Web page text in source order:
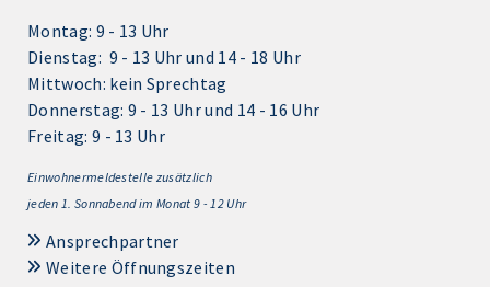
Montag: 9 - 13 Uhr
Dienstag: 9 - 13 Uhr und 14 - 18 Uhr
Mittwoch: kein Sprechtag
Donnerstag: 9 - 13 Uhr und 14 - 16 Uhr
Freitag: 9 - 13 Uhr
Einwohnermeldestelle zusätzlich
jeden 1. Sonnabend im Monat 9 - 12 Uhr
Ansprechpartner
Weitere Öffnungszeiten